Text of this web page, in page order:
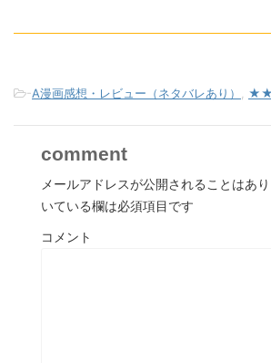
-A漫画感想・レビュー（ネタバレあり） ★★
comment
メールアドレスが公開されることはあり
いている欄は必須項目です
コメント